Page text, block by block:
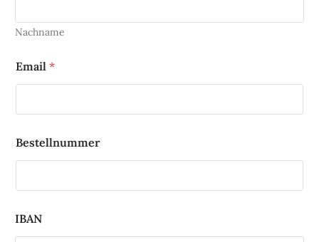
Nachname
Email *
Bestellnummer
IBAN